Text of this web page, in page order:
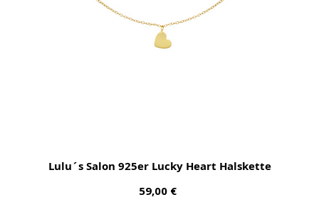
Lulu´s Salon 925er Lucky Heart Halskette
59,00 €Preis